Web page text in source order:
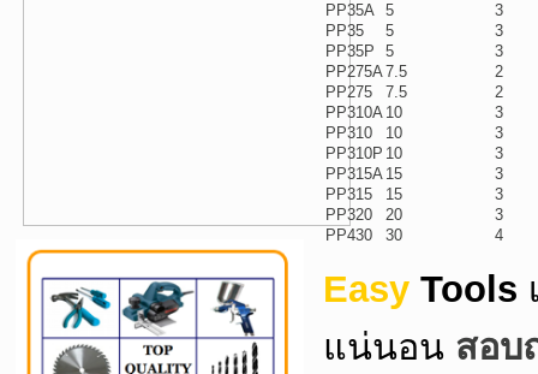
PP35A 5
3
PP35
5
3
PP35P
5
3
PP275A7.5
2
PP275
7.5
2
PP310A 10
3
PP310
10
3
PP310P 10
3
PP315A 15
3
PP315
15
3
PP320
20
3
PP430
30 4
Easy Tools
แน่นอน สอบ